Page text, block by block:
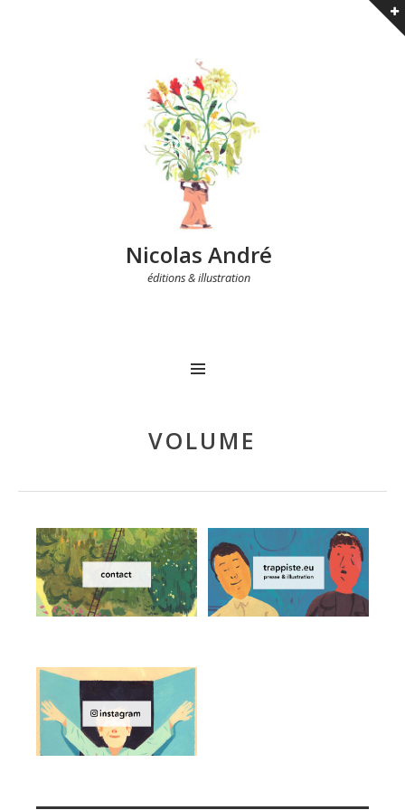
Nicolas André
éditions & illustration
VOLUME